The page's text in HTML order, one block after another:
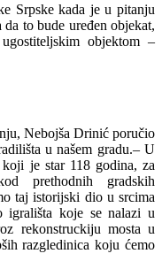
Srpske kada je u pitanju
to bude uređen objekat,
objektom –
Nebojša Drinić poručio
u našem gradu.– U
je star 118 godina, za
prethodnih gradskih
taj istorijski dio u srcima
igrališta koje se nalazi u
rekonstruckiju mosta u
razgledinica koju ćemo